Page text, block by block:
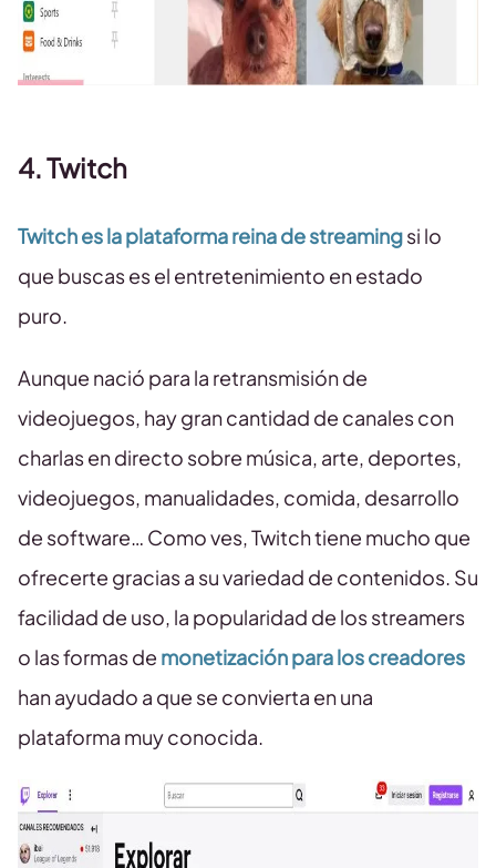
4. Twitch
Twitch es la plataforma reina de streamingsi lo
que buscas es el entretenimiento en estado
puro.
Aunque nació para la retransmisión de
videojuegos, hay gran cantidad de canales con
charlas en directo sobre música, arte, deportes,
videojuegos, manualidades, comida, desarrollo
de software… Como ves, Twitch tiene mucho que
ofrecerte gracias a su variedad de contenidos. Su
facilidad de uso, la popularidad de los streamers
o las formas de monetización para los creadores
han ayudado a que se convierta en una
plataforma muy conocida.